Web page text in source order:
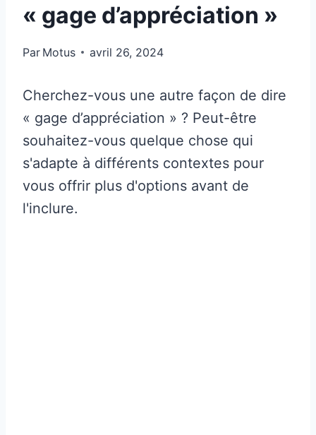
« gage d’appréciation »
Par Motus avril 26, 2024
Cherchez-vous une autre façon de dire
« gage d’appréciation » ? Peut-être
souhaitez-vous quelque chose qui
s'adapte à différents contextes pour
vous offrir plus d'options avant de
l'inclure.